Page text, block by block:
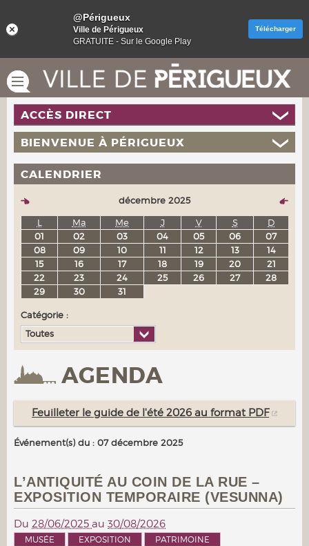
AGENDA
Feuilleter le guide de l'été 2026 au format PDF
Événement(s) du : 07 décembre 2025
L’ANTIQUITÉ AU COIN DE LA RUE –
EXPOSITION TEMPORAIRE (VESUNNA)
Du 28/06/2025 au 30/08/2026
MUSÉE EXPOSITION
PATRIMOINE
ACCÈS DIRECT
BIENVENUE À PÉRIGUEUX
CALENDRIER
décembre 2025
L
Ma Me J V S
D
01
02 03 04 05 06
07
08
09 10 11 12 13
14
15
16 17 18 19 20
21
22
23 24 25 26 27
28
29
30 31
Catégorie :
Toutes
@Périgueux
Ville de Périgueux
GRATUITE - Sur le Google Play
Télécharger